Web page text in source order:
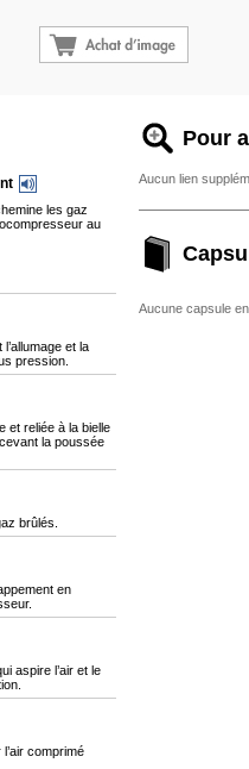
les gaz
au
et la
pression.
et reliée à la bielle
la poussée
brûlés.
en
aspire l’air et le
comprimé
Pour
Aucun lien
Aucune capsule